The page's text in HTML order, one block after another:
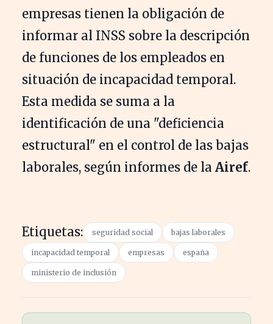
empresas tienen la obligación de
informar al INSS sobre la descripción
de funciones de los empleados en
situación de incapacidad temporal.
Esta medida se suma a la
identificación de una "deficiencia
estructural" en el control de las bajas
laborales, según informes de la Airef.
Etiquetas: seguridad social bajas laborales
incapacidad temporal empresas españa
ministerio de inclusión